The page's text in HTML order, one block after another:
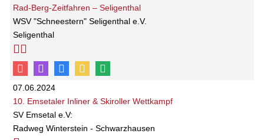
Rad-Berg-Zeitfahren – Seligenthal
WSV "Schneestern" Seligenthal e.V.
Seligenthal
07.06.2024
10. Emsetaler Inliner & Skiroller Wettkampf
SV Emsetal e.V:
Radweg Winterstein - Schwarzhausen